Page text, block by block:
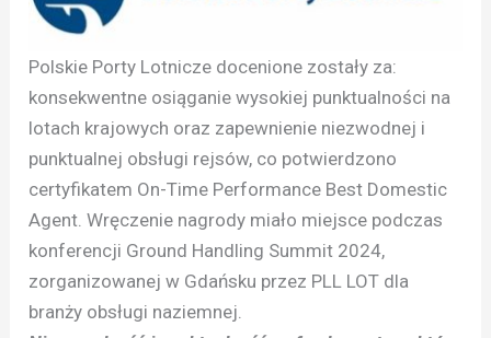
Polskie Porty Lotnicze docenione zostały za:
konsekwentne osiąganie wysokiej punktualności na
lotach krajowych oraz zapewnienie niezwodnej i
punktualnej obsługi rejsów, co potwierdzono
certyfikatem On-Time Performance Best Domestic
Agent. Wręczenie nagrody miało miejsce podczas
konferencji Ground Handling Summit 2024,
zorganizowanej w Gdańsku przez PLL LOT dla
branży obsługi naziemnej.